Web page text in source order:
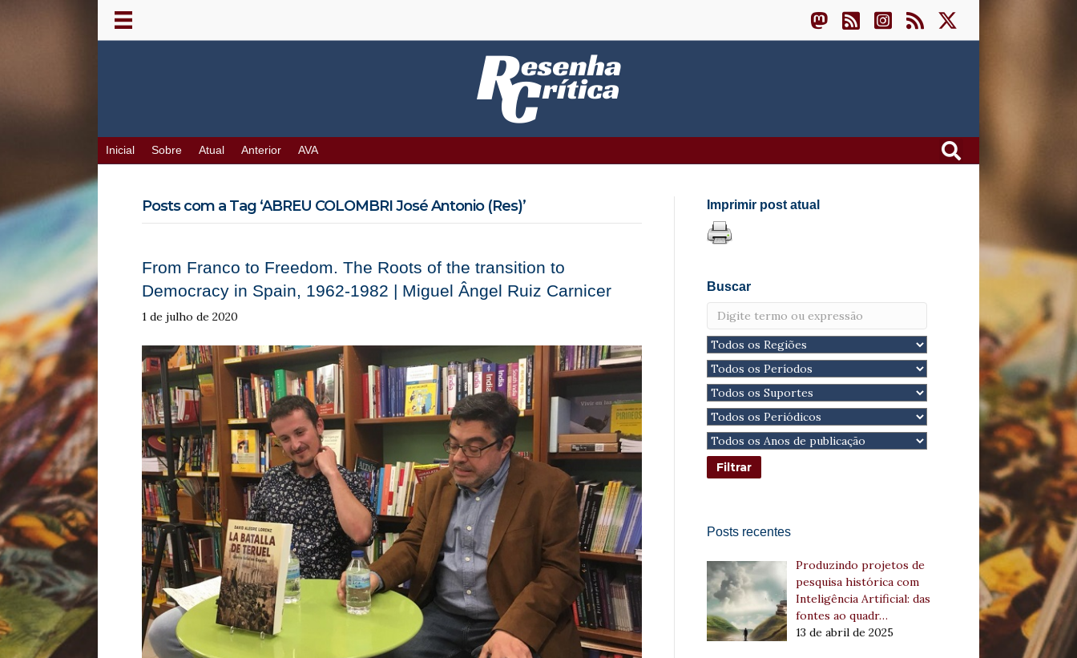
Inicial Sobre Atual Anterior AVA
Posts com a Tag ‘ABREU COLOMBRI José Antonio (Res)’
From Franco to Freedom. The Roots of the transition to
Democracy in Spain, 1962-1982 | Miguel Ângel Ruiz Carnicer
1 de julho de 2020
Imprimir post atual
Buscar
Posts recentes
Produzindo projetos de
pesquisa histórica com
Inteligência Artificial: das
fontes ao quadr…
13 de abril de 2025